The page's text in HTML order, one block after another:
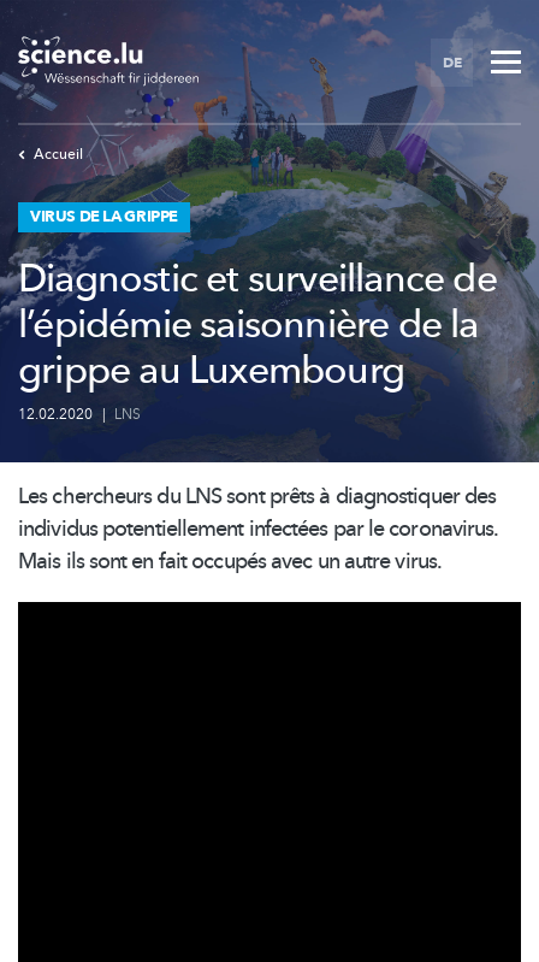
Skip
main
content
DE
Accueil
VIRUS DE LA GRIPPE
Diagnostic et surveillance de
l’épidémie saisonnière de la
grippe au Luxembourg
12.02.2020 | LNS
Les chercheurs du LNS sont prêts à diagnostiquer des
individuspotentiellementinfectées par le coronavirus.
Mais ils sont en fait occupés avec un autre virus.